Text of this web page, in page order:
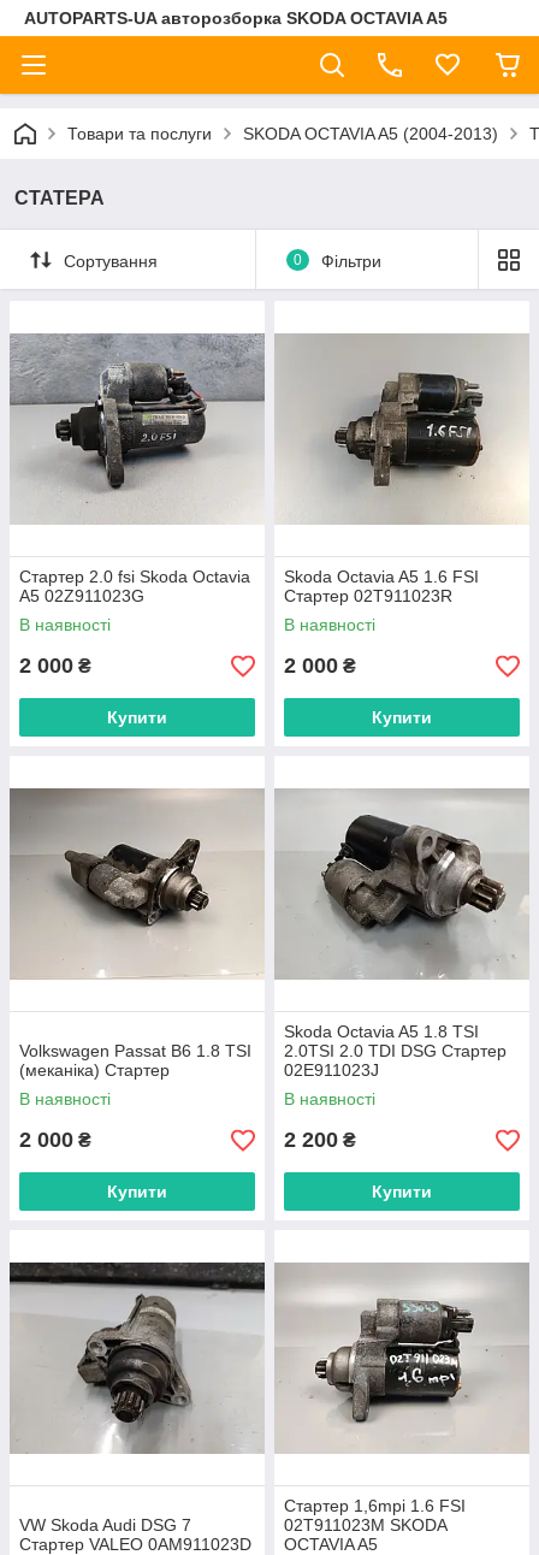
AUTOPARTS-UA авторозборка SKODA OCTAVIA A5
Товари та послуги SKODA OCTAVIA A5 (2004-2013)
СТАТЕРА
Сортування 0 Фільтри
Стартер 2.0 fsi Skoda Octavia
A5 02Z911023G
В наявності
2 000 ₴
Купити
Skoda Octavia A5 1.6 FSI
Стартер 02T911023R
В наявності
2 000 ₴
Купити
Volkswagen Passat B6 1.8 TSI
(меканіка) Стартер
В наявності
2 000 ₴
Купити
Skoda Octavia A5 1.8 TSI
2.0TSI 2.0 TDI DSG Стартер
02E911023J
В наявності
2 200 ₴
Купити
VW Skoda Audi DSG 7
Стартер VALEO 0AM911023D
Стартер 1,6mpi 1.6 FSI
02T911023M SKODA
OCTAVIA A5